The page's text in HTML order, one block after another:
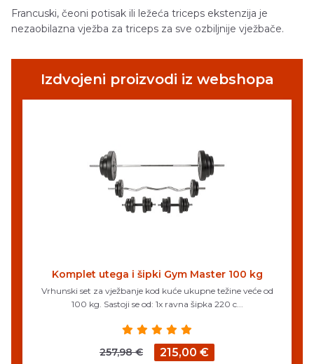
Francuski, čeoni potisak ili ležeća triceps ekstenzija je
nezaobilazna vježba za triceps za sve ozbiljnije vježbače.
Izdvojeni proizvodi iz webshopa
Komplet utega i šipki Gym Master 100 kg
Vrhunski set za vježbanje kod kuće ukupne težine veće od
100 kg. Sastoji se od: 1x ravna šipka 220 c...
257,98 € 215,00 €